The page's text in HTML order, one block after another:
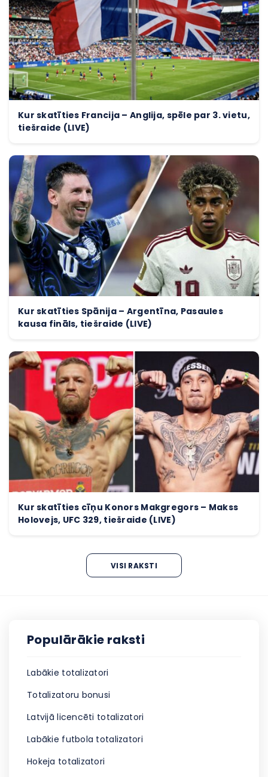
Kur skatīties Francija – Anglija, spēle par 3. vietu,
tiešraide (LIVE)
Kur skatīties Spānija – Argentīna, Pasaules
kausa fināls, tiešraide (LIVE)
Kur skatīties cīņu Konors Makgregors – Makss
Holovejs, UFC 329, tiešraide (LIVE)
VISI RAKSTI
Populārākie raksti
Labākie totalizatori
Totalizatoru bonusi
Latvijā licencēti totalizatori
Labākie futbola totalizatori
Hokeja totalizatori